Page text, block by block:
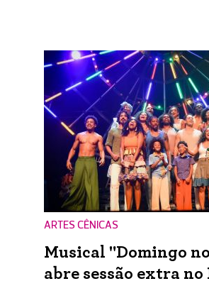
ARTES CÊNICAS
Musical "Domingo
abre sessão extra no